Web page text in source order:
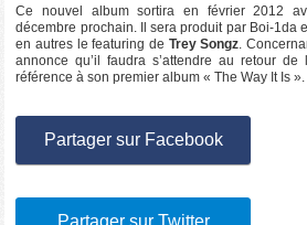
Ce nouvel album sortira en février 2012
décembre prochain. Il sera produit par Boi-1da
en autres le featuring de Trey Songz.
annonce qu’il faudra s’attendre au retour de
référence à son premier album « The Way It Is ».
Partager sur Facebook
Partager sur Twitter